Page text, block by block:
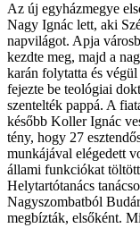
Az új egyházmegye
Nagy Ignác lett, aki
napvilágot. Apja
kezdte meg, majd a
karán folytatta és
fejezte be teológiai
szentelték pappá. A
később Koller Ignác
tény, hogy 27
munkájával elégedett
állami funkciókat
Helytartótanács
Nagyszombatból
megbízták, elsőként.